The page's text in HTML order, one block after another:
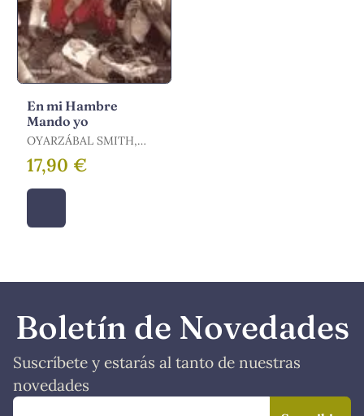
En mi Hambre
Mando yo
OYARZÁBAL SMITH,
ISABEL
17,90 €
Boletín de Novedades
Suscríbete y estarás al tanto de nuestras
novedades